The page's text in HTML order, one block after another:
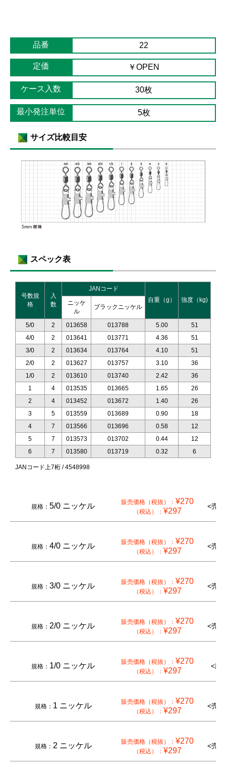
品番 22
定価 ￥OPEN
ケース入数 30枚
最小発注単位 5枚
サイズ比較目安
スペック表
号数規
格
入
数
JANコード
自重（g）
強度（kg)
ニッケ
ル
ブラックニッケル
5/0 2 013658 013788 5.00
51
4/0
2 013641 013771 4.36
51
3/0
2 013634 013764 4.10
51
2/0
2 013627 013757 3.10
36
1/0
2 013610 013740 2.42
36
1
4 013535 013665 1.65
26
2
4 013452 013672 1.40
26
3
5 013559 013689 0.90
18
4
7 013566 013696 0.58
12
5
7 013573 013702 0.44
12
6
7 013580 013719 0.32 6
JANコード上7桁 / 4548998
規格： 5/0 ニッケル 販売価格（税抜）： ¥270
（税込）： ¥297
<売
規格： 4/0 ニッケル 販売価格（税抜）： ¥270
（税込）： ¥297
<売
規格： 3/0 ニッケル 販売価格（税抜）： ¥270
（税込）： ¥297
<売
規格： 2/0 ニッケル 販売価格（税抜）： ¥270
（税込）： ¥297
<売
規格： 1/0 ニッケル 販売価格（税抜）： ¥270
（税込）： ¥297
<廃
規格： 1 ニッケル 販売価格（税抜）： ¥270
（税込）： ¥297
<売
規格： 2 ニッケル 販売価格（税抜）： ¥270
（税込）： ¥297
<売